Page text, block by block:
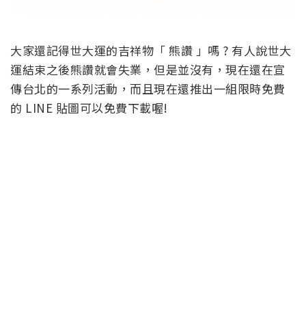
大家還記得世大運的吉祥物「 熊讚 」嗎 ? 有人說世大
運結束之後熊讚就會失業，但是並沒有，現在還在宣
傳台北的一系列活動，而且現在還推出一組限時免費
的 LINE 貼圖可以免費下載喔!